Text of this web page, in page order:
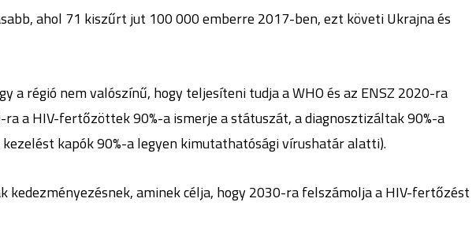
ahol 71 kiszűrt jut 100 000 emberre 2017-ben, ezt követi Ukrajna és
a régió nem valószínű, hogy teljesíteni tudja a WHO és az ENSZ 2020-ra
a HIV-fertőzöttek 90%-a ismerje a státuszát, a diagnosztizáltak 90%-a
kapók 90%-a legyen kimutathatósági vírushatár alatti).
kedezményezésnek, aminek célja, hogy 2030-ra felszámolja a HIV-fertőzést